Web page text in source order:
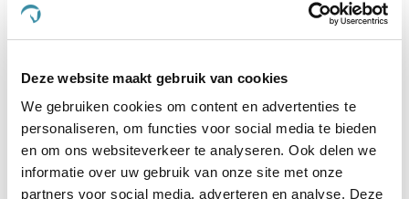
Deze website maakt gebruik van cookies
We gebruiken cookies om content en advertenties te
personaliseren, om functies voor social media te bieden
en om ons websiteverkeer te analyseren. Ook delen we
informatie over uw gebruik van onze site met onze
partners voor social media, adverteren en analyse. Deze
speciaal zijn ontworpen om aan de behoeften van
Of uw dier nu behoefte heeft aan ondersteuning
voor de gewrichten, een verbetering van de
spijsvertering, of een mooiere vacht, bij De
Paardendrogist vindt u producten die hierop zijn
afgestemd. Elk product in ons assortiment is
zorgvuldig geselecteerd op basis van kwaliteit en
effectiviteit, en is ontwikkeld om de gezondheid en